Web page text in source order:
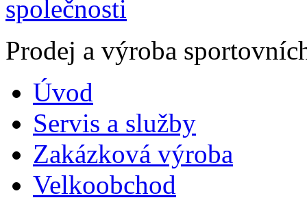
Prodej a výroba
Úvod
Servis a služby
Zakázková výroba
Velkoobchod